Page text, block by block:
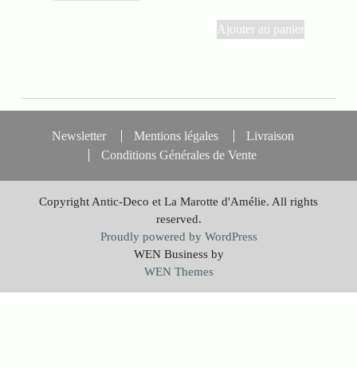
Ajouter au panier
Newsletter Mentions légales
Livraison
Conditions Générales de Vente
Copyright Antic-Deco et La Marotte d'Amélie. All rights
reserved.
Proudly powered by WordPress
WEN Business by
WEN Themes